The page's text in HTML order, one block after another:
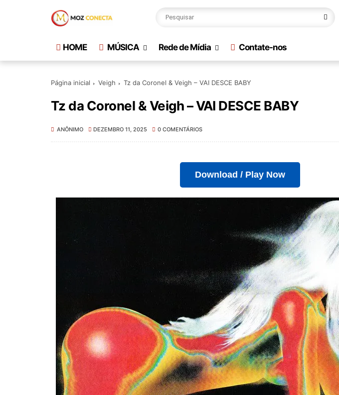
HOME MÚSICA Rede de Mídia Contate-nos
Página inicial Veigh Tz da Coronel & Veigh – VAI DESCE BABY
Tz da Coronel & Veigh – VAI DESCE BABY
ANÔNIMO DEZEMBRO 11, 2025 0 COMENTÁRIOS
Download / Play Now